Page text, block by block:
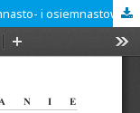
Rzym jako jeden z głównych celów siedemnasto- i osiemnastowiecznego Grand Tour, czyli śladami pierwszych „badaczy” po antycznych zabytkach Wiecznego Miasta. Sprawozdanie z objazdu naukowego. Rzym, 20-27 lipca 2011 roku